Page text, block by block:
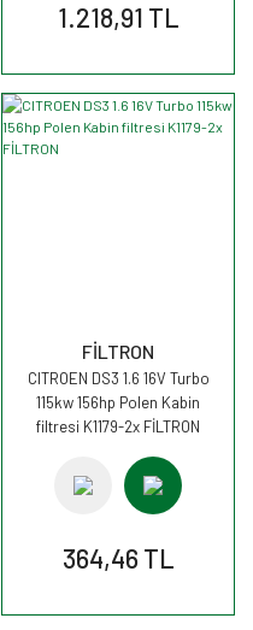
1.218,91 TL
FİLTRON
CITROEN DS3 1.6 16V Turbo
115kw 156hp Polen Kabin
filtresi K1179-2x FİLTRON
364,46 TL